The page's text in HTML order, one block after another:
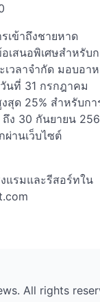
เข้าถึงชายหาด
เสนอพิเศษสำหรับ
เวลาจำกัด มอบอา
นที่ 31 กรกฎาคม
สุด 25% สำหรับกา
ง 30 กันยายน
านเว็บไซต์
แรมและรีสอร์ทใน
All rights